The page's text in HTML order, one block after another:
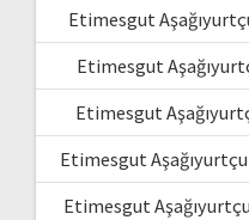
Etimesgut
Etimesgut
Etimesgut
Etimesgut
Etimesgut